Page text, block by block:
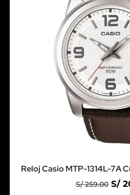
Reloj Casio MTP-1314L-7A
S/259.00 S/